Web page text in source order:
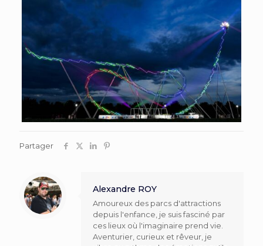
Partager
Alexandre ROY
Amoureux des parcs d'attractions
depuis l'enfance, je suis fasciné par
ces lieux où l'imaginaire prend vie.
Aventurier, curieux et rêveur, je